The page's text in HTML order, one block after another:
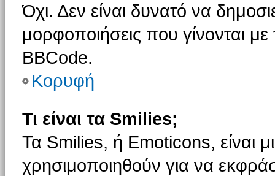
Όχι. Δεν είναι δυνατό να
μορφοποιήσεις που γίνονται
BBCode.
Κορυφή
Τι είναι τα Smilies;
Τα Smilies, ή Emoticons, είναι
χρησιμοποιηθούν για να